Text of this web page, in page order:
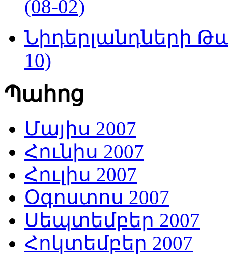
(08-02)
Նիդերլանդների
10)
Պահոց
Մայիս 2007
Հունիս 2007
Հուլիս 2007
Օգոստոս 2007
Սեպտեմբեր 2007
Հոկտեմբեր 2007